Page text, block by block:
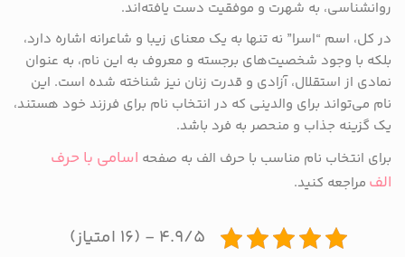
روانشناسی، به شهرت و موفقیت دست یافته‌اند.
در کل، اسم “اسرا” نه تنها به یک معنای زیبا و شاعرانه اشاره دارد،
بلکه با وجود شخصیت‌های برجسته و معروف به این نام، به عنوان
نمادی از استقلال، آزادی و قدرت زنان نیز شناخته شده است. این
نام می‌تواند برای والدینی که در انتخاب نام برای فرزند خود هستند،
یک گزینه جذاب و منحصر به فرد باشد.
برای انتخاب نام مناسب با حرف الف به صفحه اسامی با حرف
الف مراجعه کنید.
۴.۹/۵ - (۱۶ امتیاز)